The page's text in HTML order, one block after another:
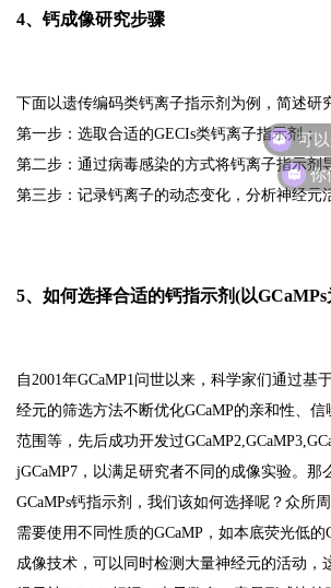
4、钙成像研究步骤
下面以遗传编码类钙离子指示剂为例，简述研
第一步：选取合适的GECIs类钙离子指示剂；
第二步：通过病毒感染的方式将钙离子指示剂
第三步：记录钙离子的动态变化，分析神经元
5、如何选择合适的钙指示剂(以GCaMPs
自2001年GCaMP1问世以来，科学家们通过基
经元的筛选方法不断优化GCaMP的亲和性、
范围等，先后成功开发过
jGCaMP7，以满足研究者不同的成像实验。那
GCaMPs钙指示剂，我们该如何选择呢？众所
需要使用不同性质的GCaMP，如本底荧光低的
成像技术，可以同时检测大量神经元的活动，
你